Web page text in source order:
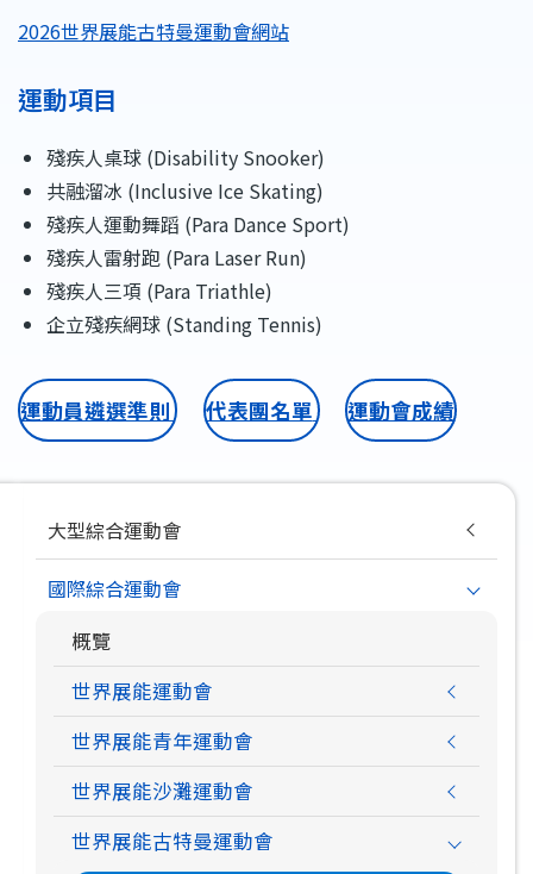
2026世界展能古特曼運動會網站
運動項目
殘疾人桌球 (Disability Snooker)
共融溜冰 (Inclusive Ice Skating)
殘疾人運動舞蹈 (Para Dance Sport)
殘疾人雷射跑 (Para Laser Run)
殘疾人三項 (Para Triathle)
企立殘疾網球 (Standing Tennis)
運動員遴選準則 代表團名單 運動會成績
navigation
大型綜合運動會
國際綜合運動會
概覽
世界展能運動會
世界展能青年運動會
世界展能沙灘運動會
世界展能古特曼運動會